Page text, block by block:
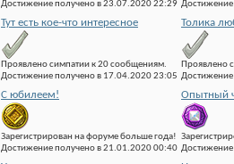
Достижение получено в 23.07.2020 22:29
Тут есть кое-что интересное
Проявлено симпатии к 20 сообщениям.
Достижение получено в 17.04.2020 23:05
Толика
Проявлено
С юбилеем!
Зарегистрирован на форуме больше года!
Достижение получено в 21.01.2020 00:40
Опытный